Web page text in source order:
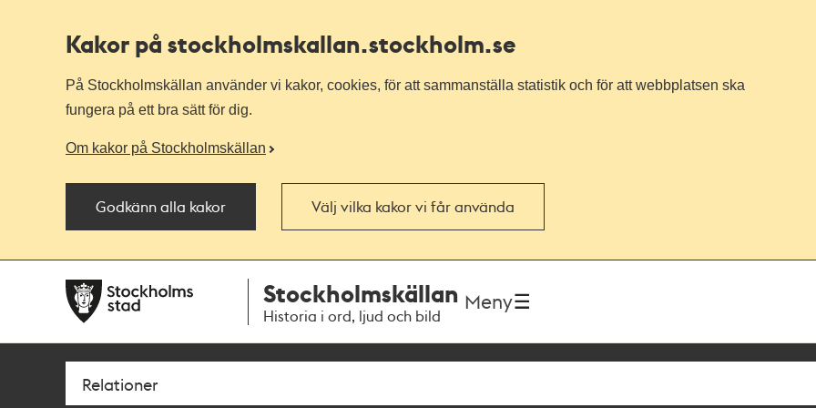
Kakor på stockholmskallan.stockholm.se
På Stockholmskällan använder vi kakor, cookies, för att sammanställa statistik och för att webbplatsen ska
fungera på ett bra sätt för dig.
Om kakor på Stockholmskällan
Godkänn alla kakor Välj vilka kakor vi får använda
navigationen
huvudinnehållet
Stockholmskällan
Historia i ord, ljud och bild
Meny
Sök